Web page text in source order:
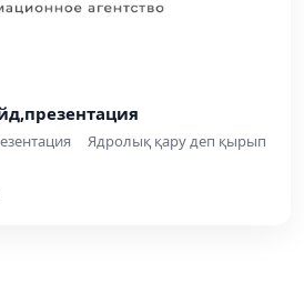
Ядролық қару деп қырып